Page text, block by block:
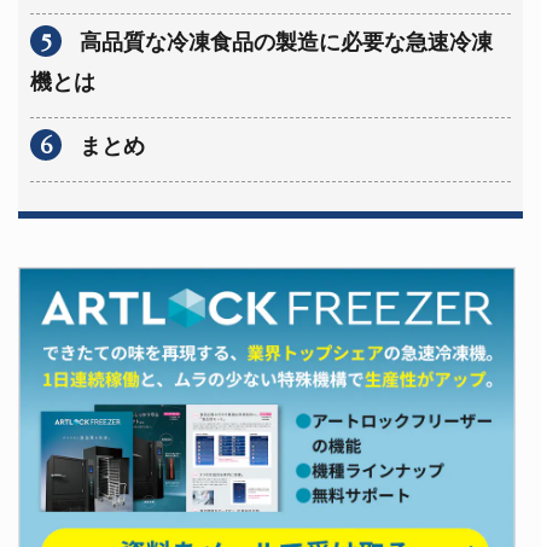
5
高品質な冷凍食品の製造に必要な急速冷凍
機とは
6 まとめ